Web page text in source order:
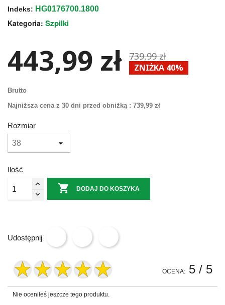
Indeks: HG0176700.1800
Kategoria: Szpilki
443,99 zł 739,99 zł
ZNIŻKA 40%
Brutto
Najniższa cena z 30 dni przed obniżką : 739,99 zł
Rozmiar
Ilość
 DODAJ DO KOSZYKA
Udostępnij
OCENA: 5 / 5
Nie oceniłeś jeszcze tego produktu.